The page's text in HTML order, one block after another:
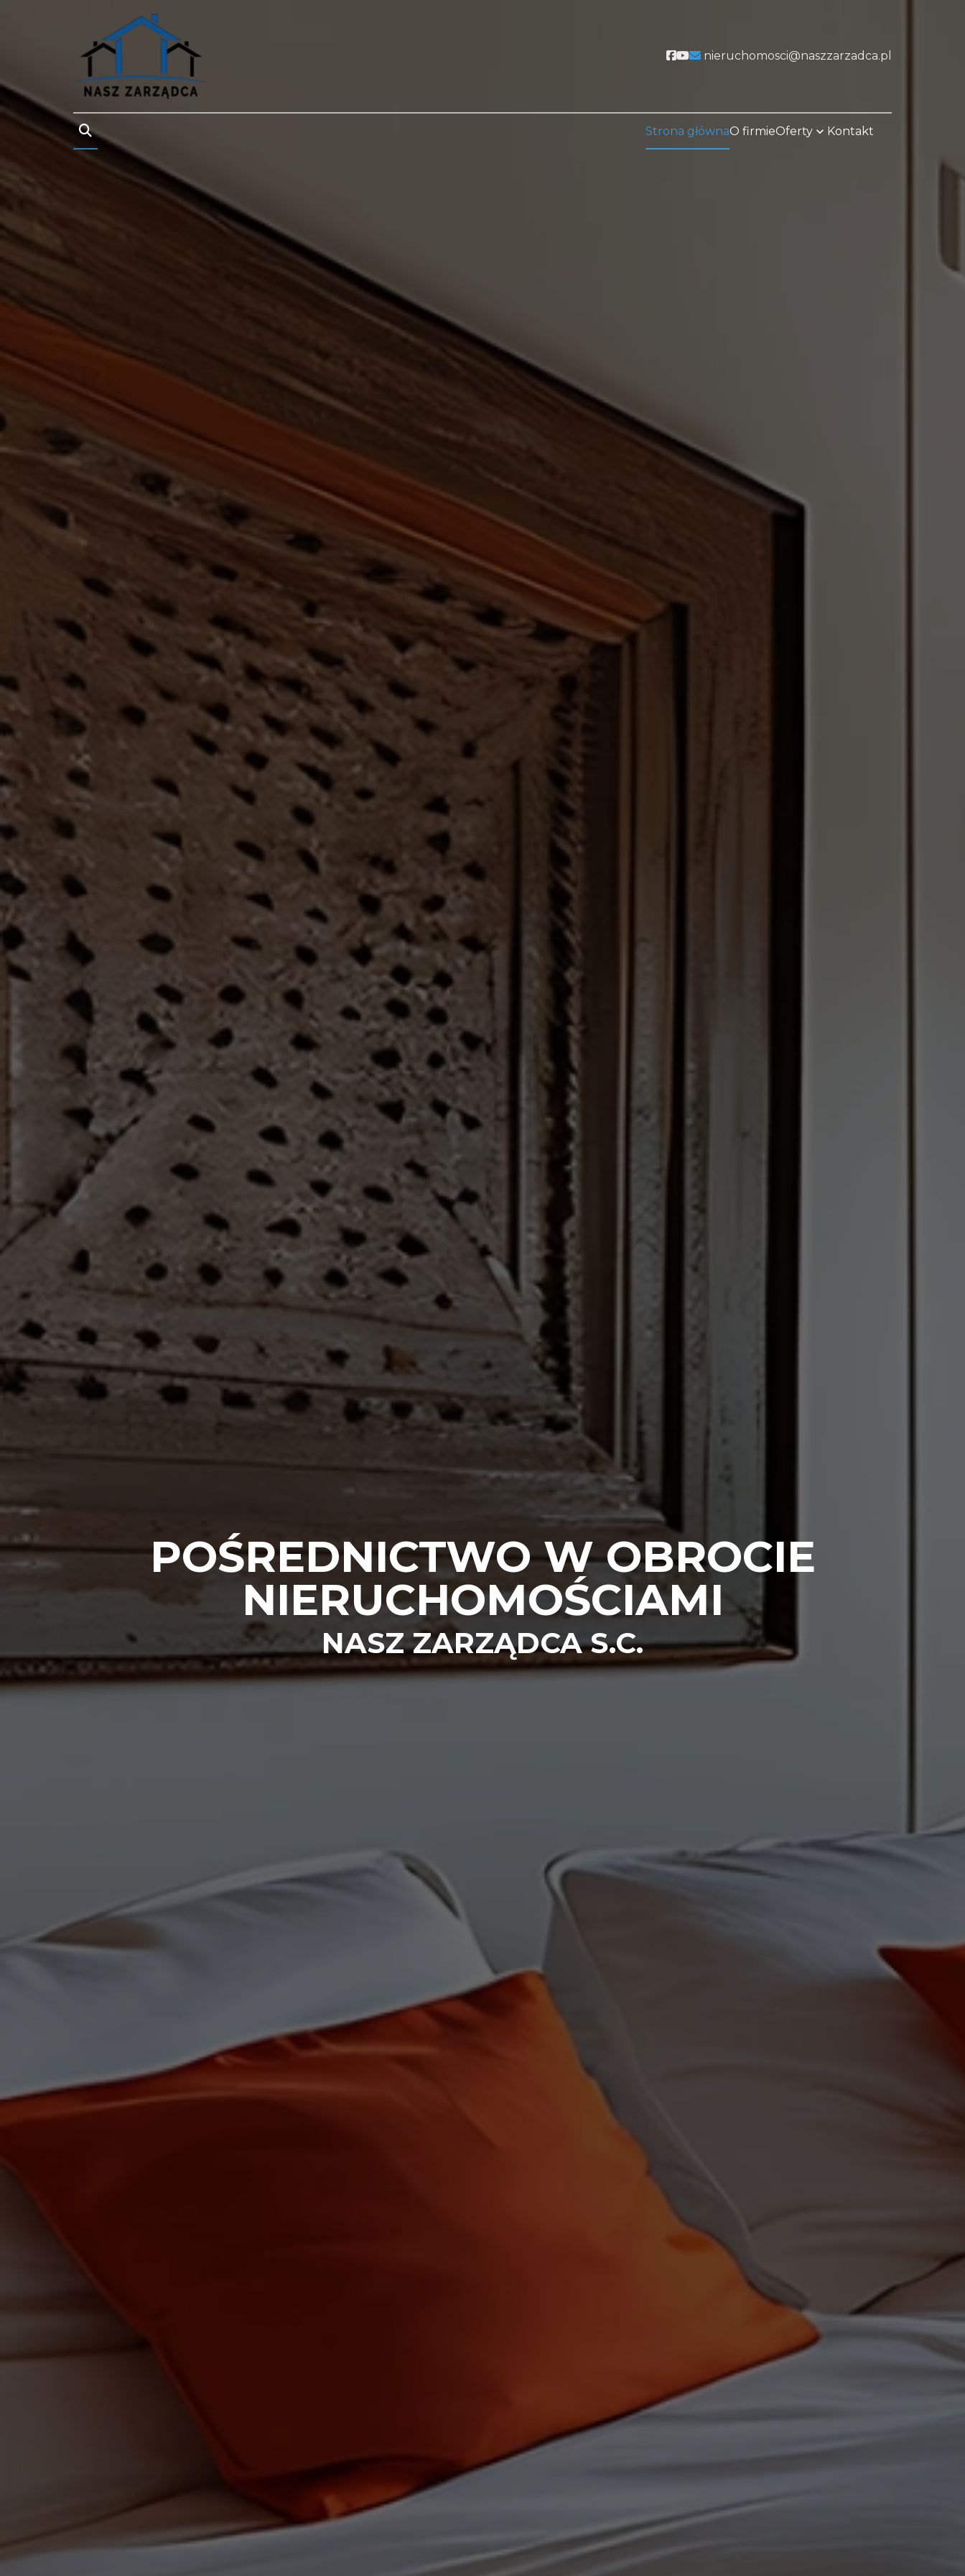
Social link
Social link
nieruchomosci@naszzarzadca.pl
Strona głównaO firmieOferty Kontakt
POŚREDNICTWO W OBROCIE
NIERUCHOMOŚCIAMI
NASZ ZARZĄDCA S.C.